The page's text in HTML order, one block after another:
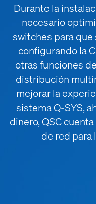
Durante la
necesario
switches para que
configurando la
otras funciones
distribución
mejorar la
sistema Q-SYS,
dinero, QSC
de red para